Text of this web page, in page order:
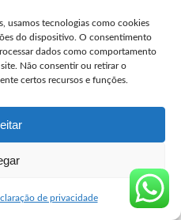
usamos tecnologias como cookies
do dispositivo. O consentimento
dados como comportamento
Não consentir ou retirar o
certos recursos e funções.
de privacidade